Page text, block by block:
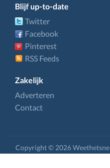
Blijf up-to-date
Twitter
Facebook
Pinterest
RSS Feeds
Zakelijk
Adverteren
Contact
Copyright © 2026